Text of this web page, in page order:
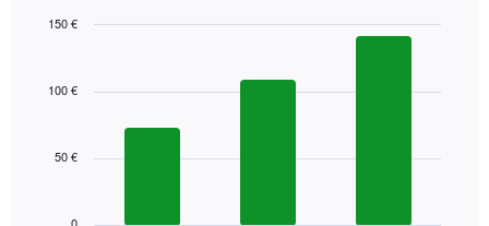
Das
die
with
Das
50 €
100 €
150 €